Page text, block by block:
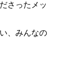
さったメッ
、みんなの